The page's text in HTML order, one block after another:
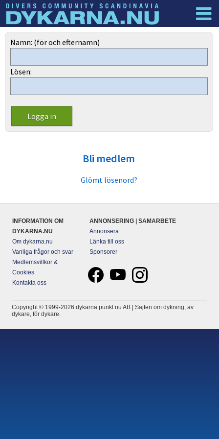
Dyknyheter
Namn: (för och efternamn)
Lösen:
Bli medlem
Glömt lösenord?
INFORMATION OM
DYKARNA.NU
Om dykarna.nu
Vanliga frågor och svar
Medlemsvillkor &
Cookies
Kontakta oss
ANNONSERING | SAMARBETE
Annonsera
Länka till oss
Sponsorer
Copyright © 1999-2026 dykarna punkt nu AB | Sajten om dykning, av
dykare, för dykare.